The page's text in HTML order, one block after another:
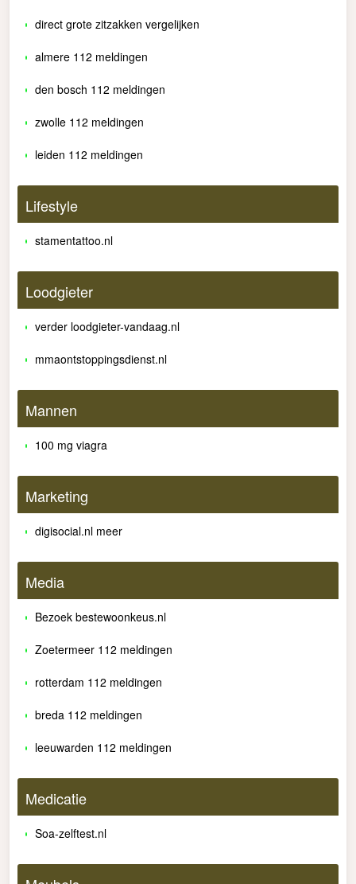
direct grote zitzakken vergelijken
almere 112 meldingen
den bosch 112 meldingen
zwolle 112 meldingen
leiden 112 meldingen
Lifestyle
stamentattoo.nl
Loodgieter
verder loodgieter-vandaag.nl
mmaontstoppingsdienst.nl
Mannen
100 mg viagra
Marketing
digisocial.nl meer
Media
Bezoek bestewoonkeus.nl
Zoetermeer 112 meldingen
rotterdam 112 meldingen
breda 112 meldingen
leeuwarden 112 meldingen
Medicatie
Soa-zelftest.nl